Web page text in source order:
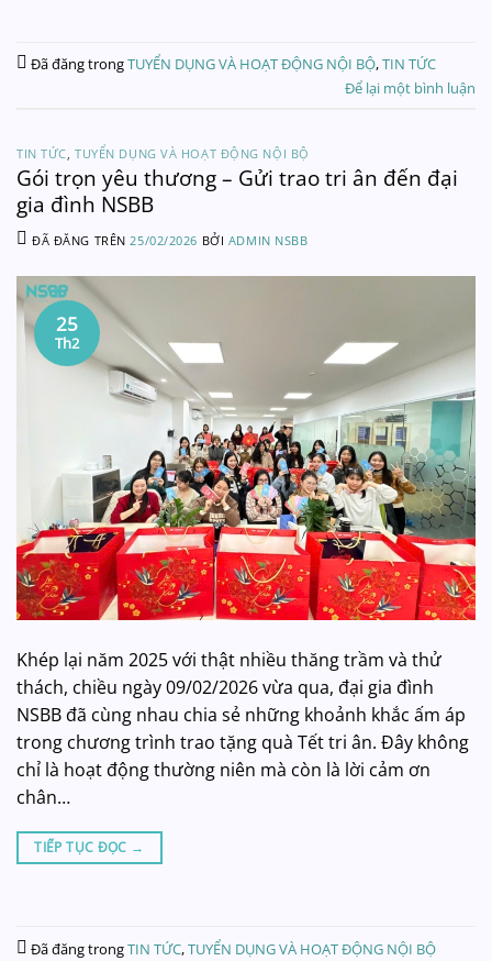
Đã đăng trongTUYỂN DỤNG VÀ HOẠT ĐỘNG NỘI BỘ,TIN TỨC
Để lại một bình luận
TIN TỨC ,TUYỂN DỤNG VÀ HOẠT ĐỘNG NỘI BỘ
Gói trọn yêu thương – Gửi trao tri ân đến đại
gia đình NSBB
ĐÃ ĐĂNG TRÊN 25/02/2026 BỞI ADMIN NSBB
25
Th2
Khép lại năm 2025 với thật nhiều thăng trầm và thử
thách, chiều ngày 09/02/2026 vừa qua, đại gia đình
NSBB đã cùng nhau chia sẻ những khoảnh khắc ấm áp
trong chương trình trao tặng quà Tết tri ân. Đây không
chỉ là hoạt động thường niên mà còn là lời cảm ơn
chân…
TIẾP TỤC ĐỌC →
Đã đăng trongTIN TỨC,TUYỂN DỤNG VÀ HOẠT ĐỘNG NỘI BỘ